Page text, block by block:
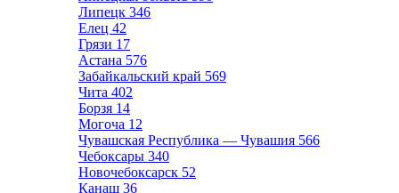
Липецк 346
Елец 42
Грязи 17
Астана 576
Забайкальский край 569
Чита 402
Борзя 14
Могоча 12
Чувашская Республика — Чувашия 566
Чебоксары 340
Новочебоксарск 52
Канаш 36